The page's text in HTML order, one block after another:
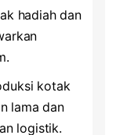
hadiah dan
kotak
lama dan
logistik.